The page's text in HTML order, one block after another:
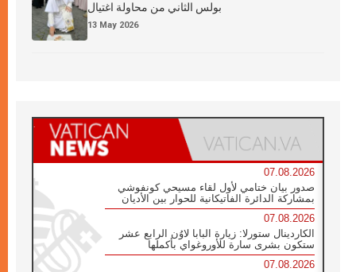
بولس الثاني من محاولة اغتيال
13 May 2026
07.08.2026
صدور بيان ختامي لأول لقاء مسيحي كونفوشي
بمشاركة الدائرة الفاتيكانية للحوار بين الأديان
07.08.2026
الكاردينال ستورلا: زيارة البابا لاوُن الرابع عشر
ستكون بشرى سارة للأوروغواي بأكملها
07.08.2026